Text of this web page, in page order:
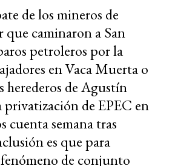
de los mineros de
caminaron a San
petroleros por la
en Vaca Muerta o
herederos de Agustín
privatización de EPEC en
cuenta semana tras
es que para
de conjunto